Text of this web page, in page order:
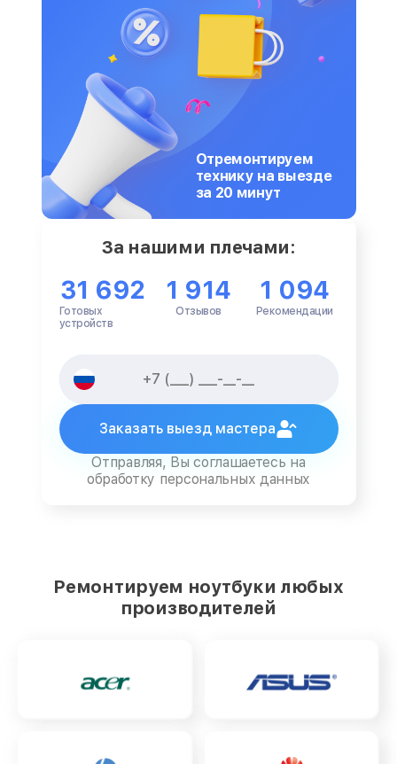
Отремонтируем
технику на выезде
за 20 минут
За нашими плечами:
31 692
Готовых
устройств
1 914
Отзывов
1 094
Рекомендации
Заказать выезд мастера
Отправляя, Вы соглашаетесь на
обработку персональных данных
Ремонтируем ноутбуки любых
производителей